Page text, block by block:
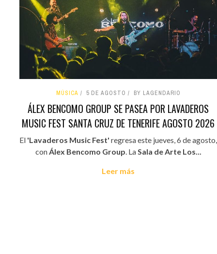
MÚSICA 5 DE AGOSTO BY LAGENDARIO
ÁLEX BENCOMO GROUP SE PASEA POR LAVADEROS
MUSIC FEST SANTA CRUZ DE TENERIFE AGOSTO 2026
El 'Lavaderos Music Fest' regresa este jueves, 6 de agosto,
conÁlex Bencomo Group. LaSala de Arte Los...
Leer más